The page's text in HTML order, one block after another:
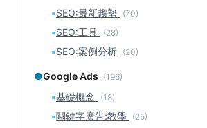
▪SEO:最新趨勢 (70)
▪SEO:工具 (28)
▪SEO:案例分析 (20)
●Google Ads (196)
▪基礎概念 (18)
▪關鍵字廣告:教學 (25)